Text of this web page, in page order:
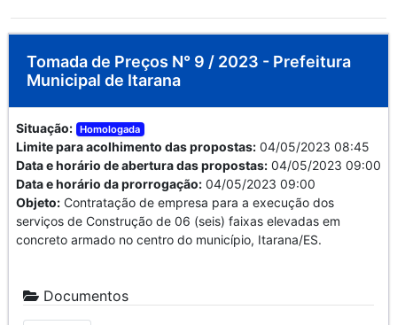
Tomada de Preços N° 9 / 2023 - Prefeitura
Municipal de Itarana
Situação: Homologada
Limite para acolhimento das propostas: 04/05/2023 08:45
Data e horário de abertura das propostas: 04/05/2023 09:00
Data e horário da prorrogação: 04/05/2023 09:00
Objeto: Contratação de empresa para a execução dos
serviços de Construção de 06 (seis) faixas elevadas em
concreto armado no centro do município, Itarana/ES.
Documentos